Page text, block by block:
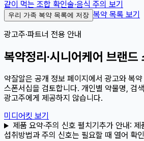
같이 먹는 조합 확인술·음식 주의 보기
우리 가족 복약 목록에 저장 복약 목록 보기
광고주·파트너 전용 안내
복약정리·시니어케어 브랜드
약잘알은 공개 정보 페이지에서 광고와 복
스폰서십을 검토합니다. 개인별 약물명, 검
광고주에게 제공하지 않습니다.
미디어킷 보기
제품 요약·주의 신호 펼치기 추가 안내: 제
섭취방법과 주의 신호는 필요할 때 열어 확